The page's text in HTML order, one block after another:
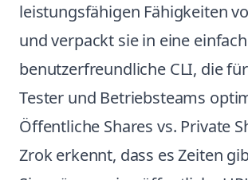
leistungsfähigen Fähigkeiten
und verpackt sie in eine
benutzerfreundliche CLI, die
Tester und Betriebsteams
Öffentliche Shares vs. Private
Zrok erkennt, dass es Zeiten